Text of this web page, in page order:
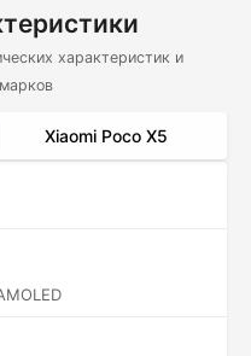
характеристик и
Xiaomi Poco X5